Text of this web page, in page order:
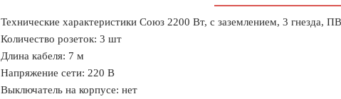
Технические характеристики Союз 2200 Вт, с заземлением, 3 гнезда,
Количество розеток: 3 шт
Длина кабеля: 7 м
Напряжение сети: 220 В
Выключатель на корпусе: нет